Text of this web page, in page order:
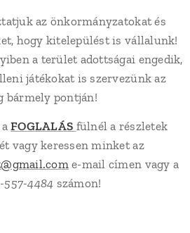
az önkormányzatokat és
hogy kitelepülést is vállalunk!
a terület adottságai engedik,
játékokat is szervezünk az
bármely pontján!
aFOGLALÁS fülnél a részletek
vagy keressen minket az
e-mail címen vagy a
557-4484 számon!